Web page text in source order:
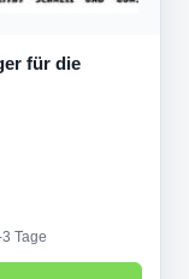
für die
Tage